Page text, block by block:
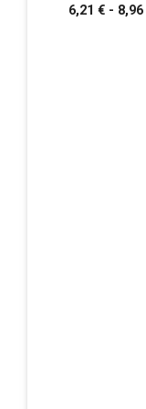
6,21 € - 8,96
opciones